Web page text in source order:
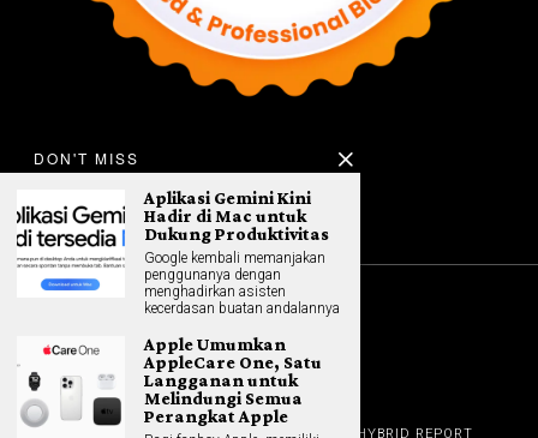
GADGET
GAME NEWS AI (NEW TECH) HYBRID REPORT
DON'T MISS
Aplikasi Gemini Kini
Hadir di Mac untuk
Dukung Produktivitas
Google kembali memanjakan
penggunanya dengan
menghadirkan asisten
kecerdasan buatan andalannya
Apple Umumkan
AppleCare One, Satu
Langganan untuk
Melindungi Semua
Perangkat Apple